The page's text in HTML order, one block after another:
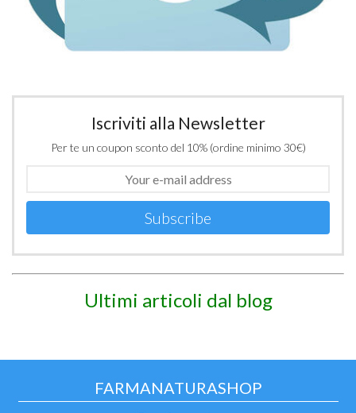
Iscriviti alla Newsletter
Per te un coupon sconto del 10% (ordine minimo 30€)
Subscribe
Ultimi articoli dal blog
FARMANATURASHOP